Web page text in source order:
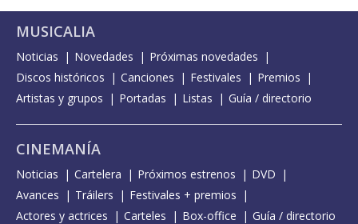
MUSICALIA
Noticias Novedades
Próximas novedades
Discos históricos
Canciones Festivales
Premios
Artistas y grupos
Portadas Listas Guía / directorio
CINEMANÍA
Noticias Cartelera Próximos estrenos
DVD
Avances
Tráilers
Festivales + premios
Actores y actrices
Carteles Box-office Guía / directorio